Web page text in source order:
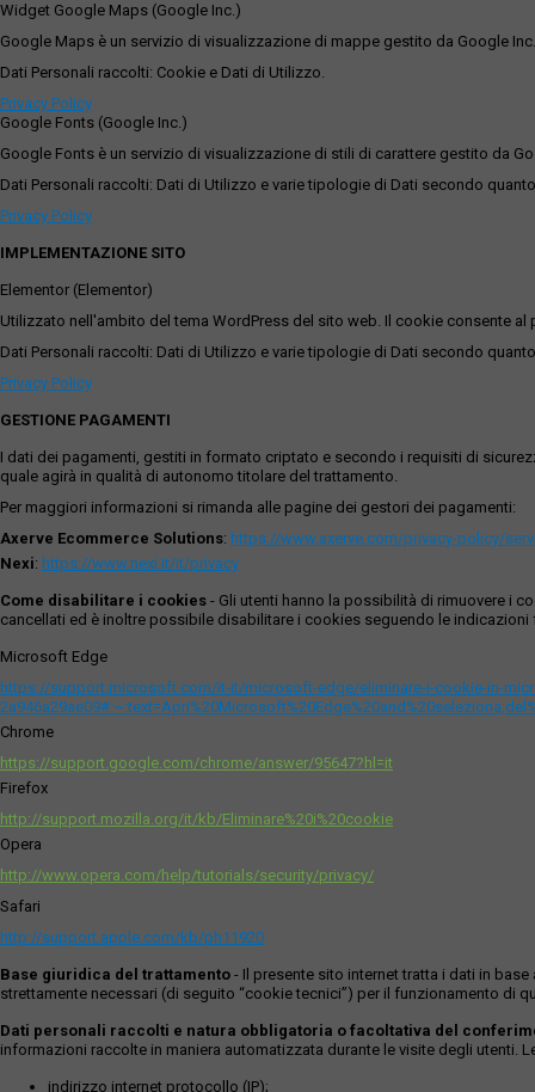
Widget Google Maps (Google Inc.)
Google Maps è un servizio di visualizzazione di mappe gestito da Google
Dati Personali raccolti: Cookie e Dati di Utilizzo.
Privacy Policy
Google Fonts (Google Inc.)
Google Fonts è un servizio di visualizzazione di stili di carattere gestito da
Dati Personali raccolti: Dati di Utilizzo e varie tipologie di Dati secondo
Privacy Policy
IMPLEMENTAZIONE SITO
Elementor (Elementor)
Utilizzato nell'ambito del tema WordPress del sito web. Il cookie consente
Dati Personali raccolti: Dati di Utilizzo e varie tipologie di Dati secondo
Privacy Policy
GESTIONE PAGAMENTI
I dati dei pagamenti, gestiti in formato criptato e secondo i requisiti di
quale agirà in qualità di autonomo titolare del trattamento.
Per maggiori informazioni si rimanda alle pagine dei gestori dei pagamenti:
Axerve Ecommerce Solutions: https://www.axerve.com/privacy-policy/
Nexi: https://www.nexi.it/it/privacy
Come disabilitare i cookies - Gli utenti hanno la possibilità di rimuovere i
cancellati ed è inoltre possibile disabilitare i cookies seguendo le
Microsoft Edge
https://support.microsoft.com/it-it/microsoft-edge/eliminare-i-cookie-in-
Chrome
https://support.google.com/chrome/answer/95647?hl=it
Firefox
http://support.mozilla.org/it/kb/Eliminare%20i%20cookie
Opera
http://www.opera.com/help/tutorials/security/privacy/
Safari
http://support.apple.com/kb/ph11920
Base giuridica del trattamento - Il presente sito internet tratta i dati in
strettamente necessari (di seguito “cookie tecnici”) per il funzionamento di
Dati personali raccolti e natura obbligatoria o facoltativa del
informazioni raccolte in maniera automatizzata durante le visite degli utenti.
indirizzo internet protocollo (IP);